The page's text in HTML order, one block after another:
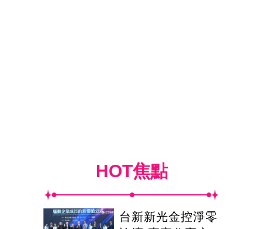
HOT焦點
台新新光金控淨零